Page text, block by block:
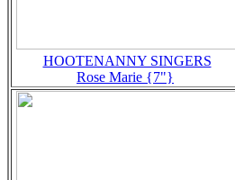
HOOTENANNY SINGERS
Rose Marie {7"}